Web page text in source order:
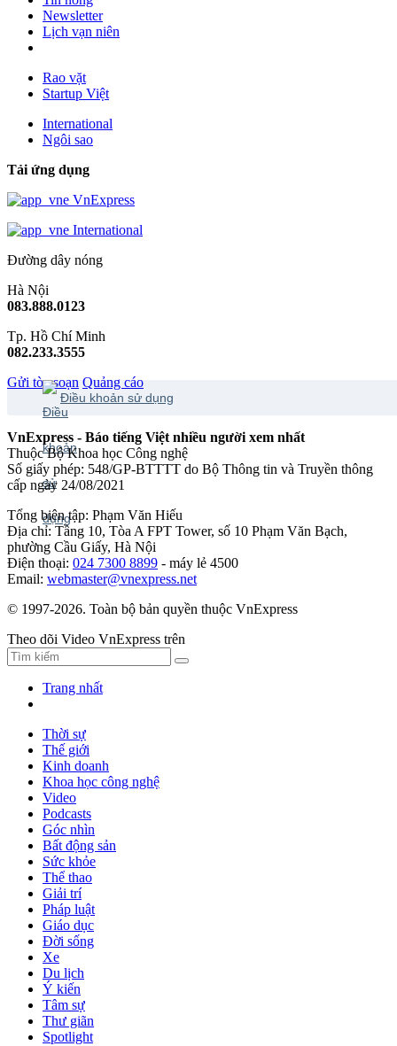
Newsletter
Lịch vạn niên
Rao vặt
Startup Việt
International
Ngôi sao
Tải ứng dụng
VnExpress
International
Đường dây nóng
Hà Nội
083.888.0123
Tp. Hồ Chí Minh
082.233.3555
Gửi tòa soạn Quảng cáo
Điều khoản sử dụng
VnExpress - Báo tiếng Việt nhiều người xem nhất
Thuộc Bộ Khoa học Công nghệ
Số giấy phép: 548/GP-BTTTT do Bộ Thông tin và Truyền thông
cấp ngày 24/08/2021
Tổng biên tập: Phạm Văn Hiếu
Địa chỉ: Tầng 10, Tòa A FPT Tower, số 10 Phạm Văn Bạch,
phường Cầu Giấy, Hà Nội
Điện thoại: 024 7300 8899 - máy lẻ 4500
Email: webmaster@vnexpress.net
© 1997-2026. Toàn bộ bản quyền thuộc VnExpress
Theo dõi Video VnExpress trên
Trang nhất
Thời sự
Thế giới
Kinh doanh
Khoa học công nghệ
Video
Podcasts
Góc nhìn
Bất động sản
Sức khỏe
Thể thao
Giải trí
Pháp luật
Giáo dục
Đời sống
Xe
Du lịch
Ý kiến
Tâm sự
Thư giãn
Spotlight